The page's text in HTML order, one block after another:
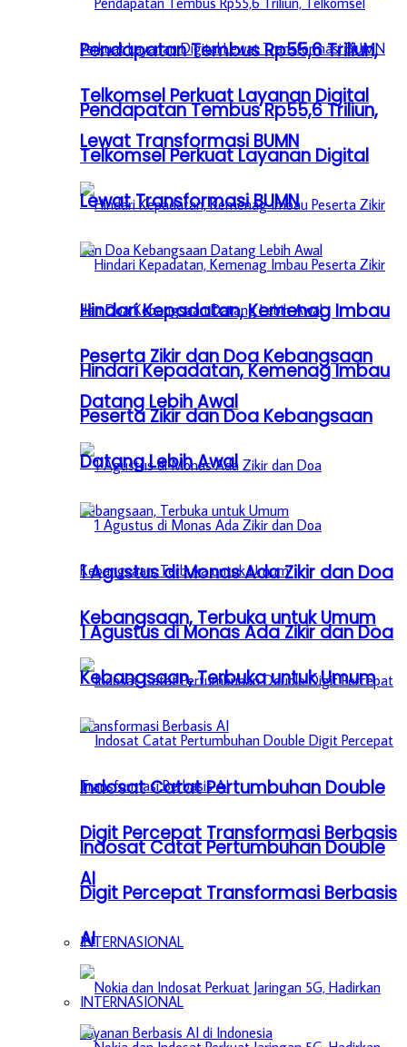
Pendapatan Tembus Rp55,6 Triliun,
Telkomsel Perkuat Layanan Digital
Lewat Transformasi BUMN
Hindari Kepadatan, Kemenag Imbau
Peserta Zikir dan Doa Kebangsaan
Datang Lebih Awal
1 Agustus di Monas Ada Zikir dan Doa
Kebangsaan, Terbuka untuk Umum
Indosat Catat Pertumbuhan Double
Digit Percepat Transformasi Berbasis
AI
INTERNASIONAL
Pendapatan Tembus Rp55,6 Triliun,
Telkomsel Perkuat Layanan Digital
Lewat Transformasi BUMN
Hindari Kepadatan, Kemenag Imbau
Peserta Zikir dan Doa Kebangsaan
Datang Lebih Awal
1 Agustus di Monas Ada Zikir dan Doa
Kebangsaan, Terbuka untuk Umum
Indosat Catat Pertumbuhan Double
Digit Percepat Transformasi Berbasis
AI
INTERNASIONAL